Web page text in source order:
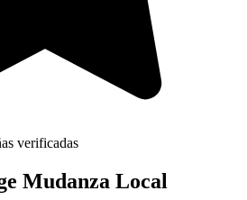
verificadas
Mudanza Local